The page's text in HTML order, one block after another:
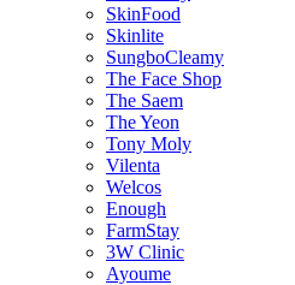
SkinFood
Skinlite
SungboCleamy
The Face Shop
The Saem
The Yeon
Tony Moly
Vilenta
Welcos
Enough
FarmStay
3W Clinic
Ayoume